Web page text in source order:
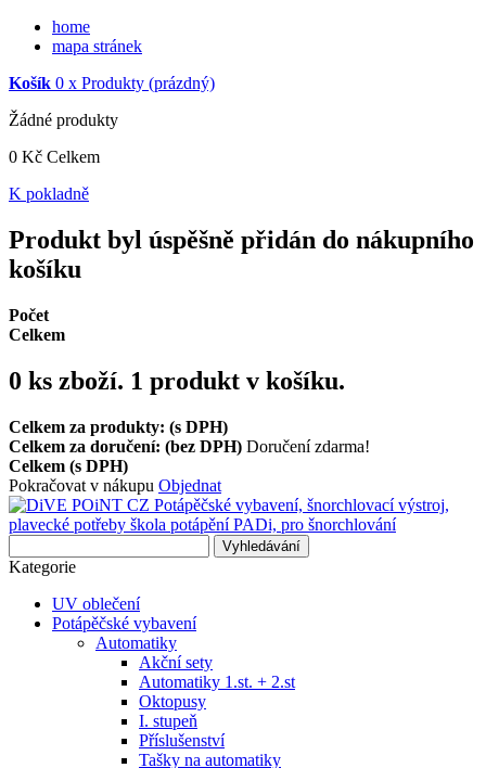
home
mapa stránek
Košík 0 x Produkty (prázdný)
Žádné produkty
0 Kč Celkem
K pokladně
Produkt byl úspěšně přidán do nákupního
košíku
Počet
Celkem
0 ks zboží. 1 produkt v košíku.
Celkem za produkty: (s DPH)
Celkem za doručení: (bez DPH) Doručení zdarma!
Celkem (s DPH)
Pokračovat v nákupu Objednat
Vyhledávání
Kategorie
UV oblečení
Potápěčské vybavení
Automatiky
Akční sety
Automatiky 1.st. + 2.st
Oktopusy
I. stupeň
Příslušenství
Tašky na automatiky